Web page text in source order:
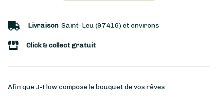
Livraison Saint-Leu (97416) et environs
Click & collect gratuit
Afin que J-Flow compose le bouquet de vos rêves